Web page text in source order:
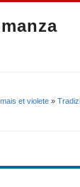
et violete »